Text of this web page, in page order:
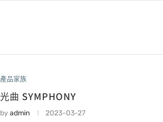
產品家族
光曲 SYMPHONY
by admin 2023-03-27